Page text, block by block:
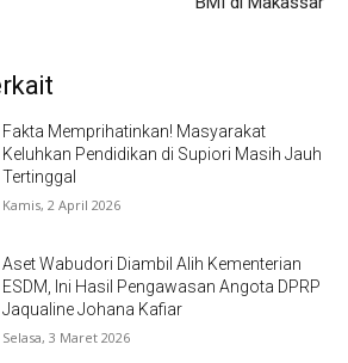
Fakta Memprihatinkan! Masyarakat
Keluhkan Pendidikan di Supiori Masih Jauh
Tertinggal
Kamis, 2 April 2026
Aset Wabudori Diambil Alih Kementerian
ESDM, Ini Hasil Pengawasan Angota DPRP
Jaqualine Johana Kafiar
Selasa, 3 Maret 2026